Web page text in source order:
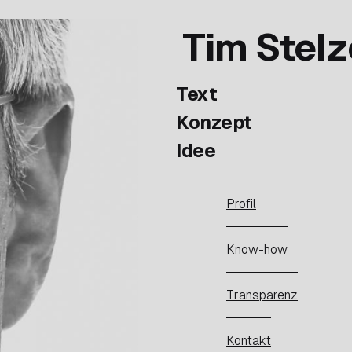
Tim
Text
Konzept
Idee
Profil
Know-how
Transparenz
Kontakt